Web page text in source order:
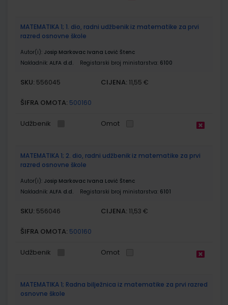
MATEMATIKA 1; 1. dio, radni udžbenik iz matematike za prvi
razred osnovne škole
Autor(i): Josip Markovac Ivana Lović Štenc
Nakladnik: ALFA d.d. Registarski broj ministarstva: 6100
SKU: 556045 CIJENA: 11,55 €
ŠIFRA OMOTA: 500160
Udžbenik Omot
MATEMATIKA 1; 2. dio, radni udžbenik iz matematike za prvi
razred osnovne škole
Autor(i): Josip Markovac Ivana Lović Štenc
Nakladnik: ALFA d.d. Registarski broj ministarstva: 6101
SKU: 556046 CIJENA: 11,53 €
ŠIFRA OMOTA: 500160
Udžbenik Omot
MATEMATIKA 1; Radna bilježnica iz matematike za prvi razred
osnovne škole